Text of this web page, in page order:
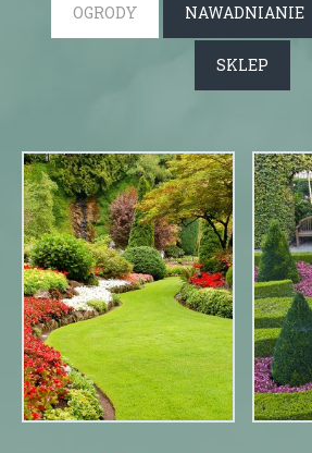
OGRODY NAWADNIANIE
SKLEP